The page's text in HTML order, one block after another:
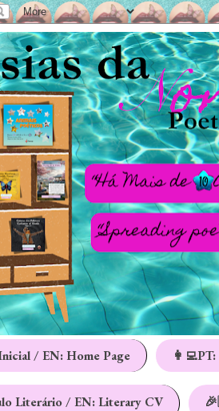
/ EN: Home Page
Literário / EN: Literary CV